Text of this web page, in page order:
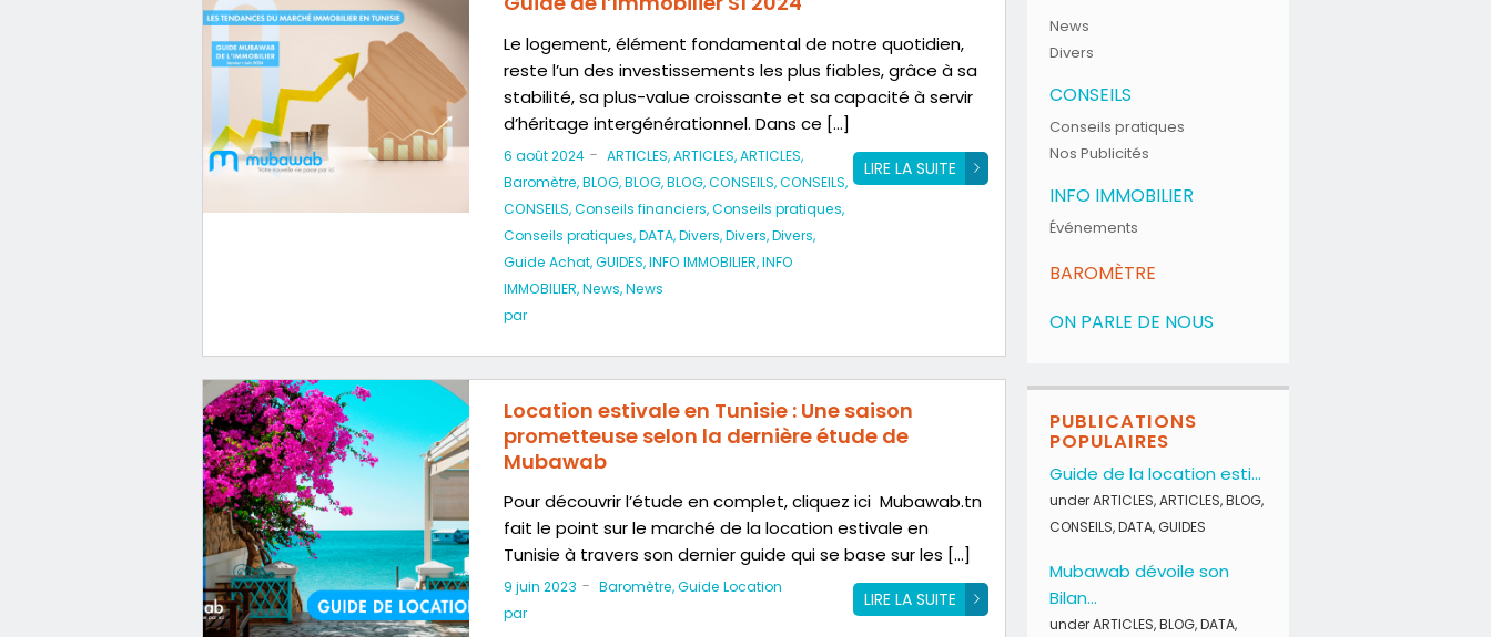
Le logement, élément fondamental de notre quotidien,
reste l’un des investissements les plus fiables, grâce à sa
stabilité, sa plus-value croissante et sa capacité à servir
d’héritage intergénérationnel. Dans ce […]
LIRE LA SUITE
6 août 2024 - ARTICLES,ARTICLES,ARTICLES,
Baromètre,BLOG,BLOG,BLOG,CONSEILS,CONSEILS,
CONSEILS,Conseils financiers,Conseils pratiques,
Conseils pratiques,DATA,Divers,Divers,Divers,
Guide Achat,GUIDES,INFO IMMOBILIER,INFO
IMMOBILIER,News,News
par
Location estivale en Tunisie : Une saison
prometteuse selon la dernière étude de
Mubawab
Pour découvrir l’étude en complet, cliquez ici Mubawab.tn
fait le point sur le marché de la location estivale en
Tunisie à travers son dernier guide qui se base sur les […]
LIRE LA SUITE
9 juin 2023 - Baromètre,Guide Location
par
News
Divers
CONSEILS
Conseils pratiques
Nos Publicités
INFO IMMOBILIER
Événements
BAROMÈTRE
ON PARLE DE NOUS
PUBLICATIONS
POPULAIRES
Guide de la location esti...
underARTICLES,ARTICLES,BLOG,
CONSEILS,DATA,GUIDES
Mubawab dévoile son
Bilan...
underARTICLES,BLOG,DATA,